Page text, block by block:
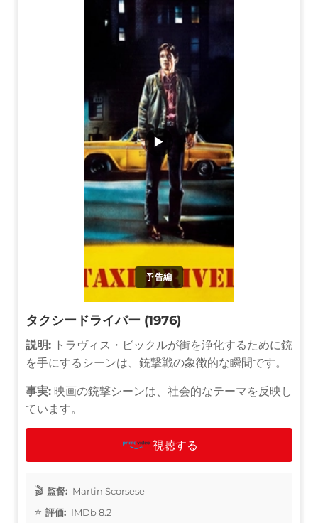
予告編
▶
タクシードライバー (1976)
説明: トラヴィス・ビックルが街を浄化するために銃
を手にするシーンは、銃撃戦の象徴的な瞬間です。
事実: 映画の銃撃シーンは、社会的なテーマを反映し
ています。
視聴する
監督: Martin Scorsese
評価: IMDb 8.2